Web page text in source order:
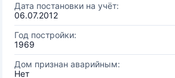
Дата постановки на учёт:
06.07.2012
Год постройки:
1969
Дом признан аварийным:
Нет